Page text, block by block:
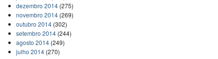
dezembro 2014(275)
novembro 2014(269)
outubro 2014(302)
setembro 2014(244)
agosto 2014(249)
julho 2014(270)